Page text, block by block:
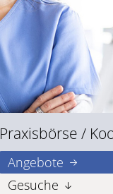
Praxisbörse /
Angebote
Gesuche